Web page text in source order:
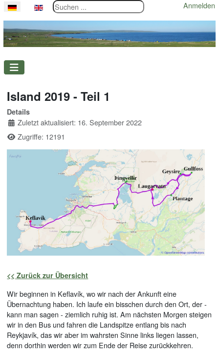
Sprache auswählenSuchen ... Anmelden
Island 2019 - Teil 1
Details
Zuletzt aktualisiert: 16. September 2022
Zugriffe: 12191
<< Zurück zur Übersicht
Wir beginnen in Keflavík, wo wir nach der Ankunft eine
Übernachtung haben. Ich laufe ein bisschen durch den Ort, der -
kann man sagen - ziemlich ruhig ist. Am nächsten Morgen steigen
wir in den Bus und fahren die Landspitze entlang bis nach
Reykjavík, das wir aber im wahrsten Sinne links liegen lassen,
denn dorthin werden wir zum Ende der Reise zurückkehren.